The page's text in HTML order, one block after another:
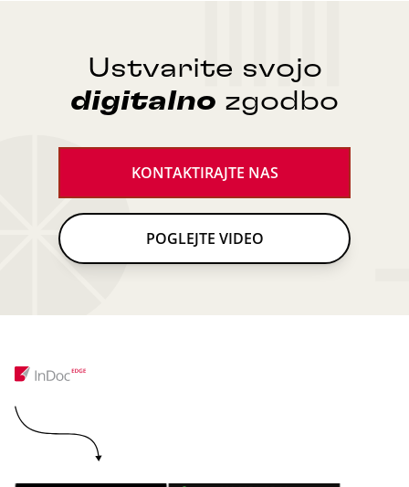
Ustvarite svojo
digitalno zgodbo
KONTAKTIRAJTE NAS
POGLEJTE VIDEO